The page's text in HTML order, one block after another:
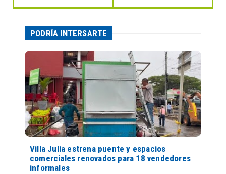
PODRÍA INTERSARTE
Villa Julia estrena puente y espacios
comerciales renovados para 18 vendedores
informales